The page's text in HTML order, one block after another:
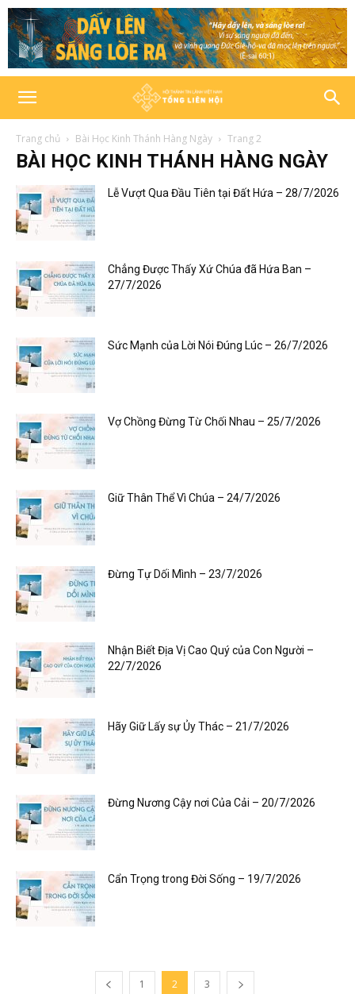
Trang chủ Bài Học Kinh Thánh Hàng Ngày Trang 2
BÀI HỌC KINH THÁNH HÀNG NGÀY
Lễ Vượt Qua Đầu Tiên tại Đất Hứa – 28/7/2026
Chẳng Được Thấy Xứ Chúa đã Hứa Ban –
27/7/2026
Sức Mạnh của Lời Nói Đúng Lúc – 26/7/2026
Vợ Chồng Đừng Từ Chối Nhau – 25/7/2026
Giữ Thân Thể Vì Chúa – 24/7/2026
Đừng Tự Dối Mình – 23/7/2026
Nhận Biết Địa Vị Cao Quý của Con Người –
22/7/2026
Hãy Giữ Lấy sự Ủy Thác – 21/7/2026
Đừng Nương Cậy nơi Của Cải – 20/7/2026
Cẩn Trọng trong Đời Sống – 19/7/2026
1 2 3